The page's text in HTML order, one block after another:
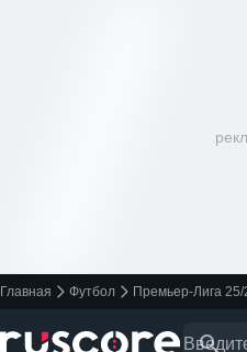
Главная Футбол Премьер-Лига